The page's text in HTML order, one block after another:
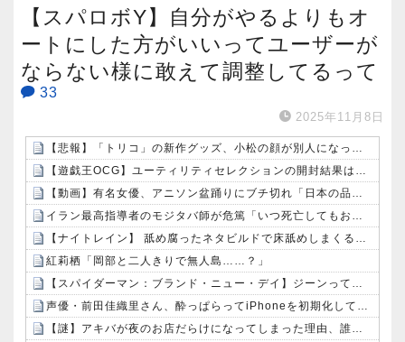
【スパロボY】自分がやるよりもオ
ートにした方がいいってユーザーが
ならない様に敢えて調整してるって
33
2025年11月8日
【悲報】「トリコ」の新作グッズ、小松の顔が別人になってしまうｗｗｗｗ
【遊戯王OCG】ユーティリティセレクションの開封結果はどうだった？
【動画】有名女優、アニソン盆踊りにブチ切れ「日本の品格が落ちたと思いました」
イラン最高指導者のモジタバ師が危篤「いつ死亡してもおかしくない」…イラン大統領「意思疎通はかなり難しい」！
【ナイトレイン】 舐め腐ったネタビルドで床舐めしまくる「俺って面白いやろ？」みたいな寒い奴
紅莉栖「岡部と二人きりで無人島……？」
【スパイダーマン：ブランド・ニュー・デイ】ジーンって原作だと結婚相手いるんだよな…
声優・前田佳織里さん、酔っぱらってiPhoneを初期化してしまうｗｗｗｗ
【謎】アキバが夜のお店だらけになってしまった理由、誰にも分からないｗｗｗｗ：26/08/08のニュース